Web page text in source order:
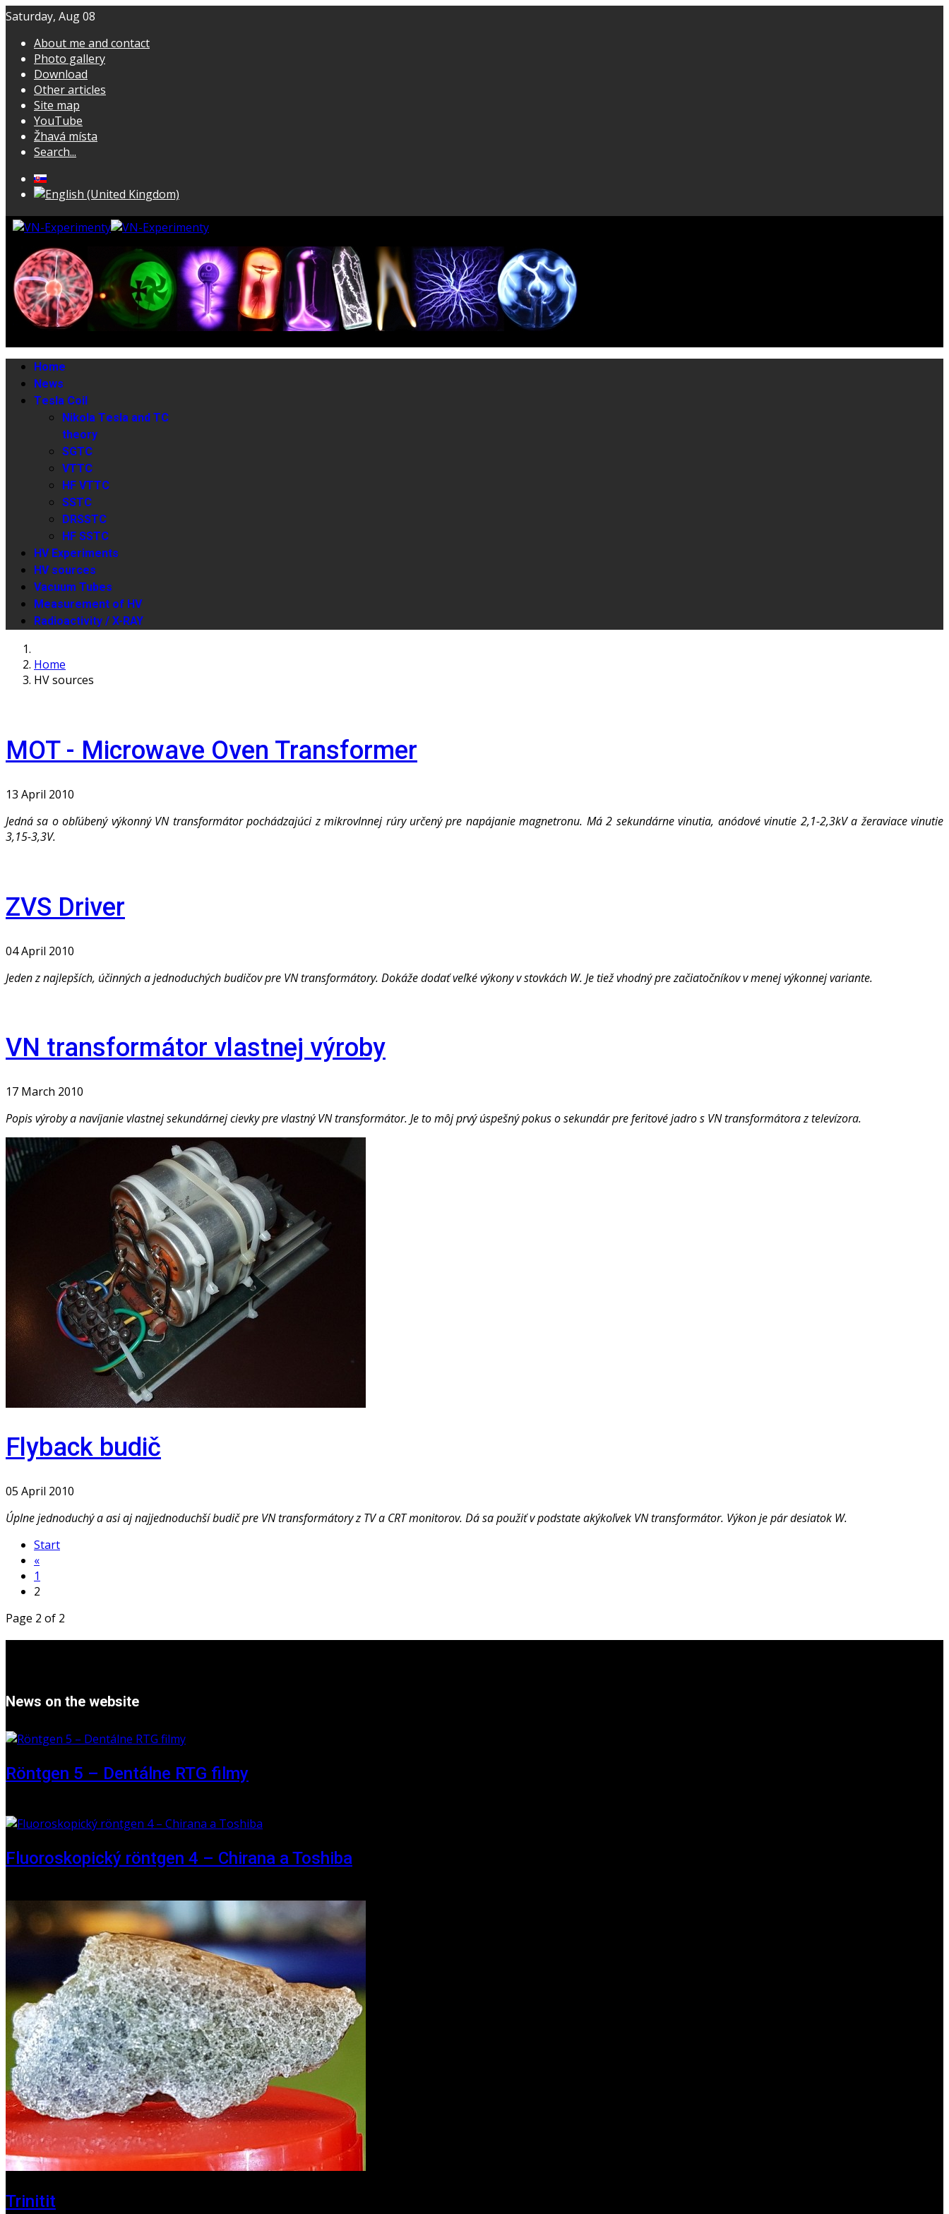
Saturday, Aug 08
About me and contact
Photo gallery
Download
Other articles
Site map
YouTube
Žhavá místa
Search...
Home
News
Tesla Coil
Nikola Tesla and TC
theory
SGTC
VTTC
HF VTTC
SSTC
DRSSTC
HF SSTC
HV Experiments
HV sources
Vacuum Tubes
Measurement of HV
Radioactivity / X-RAY
Home
HV sources
MOT - Microwave Oven Transformer
13 April 2010
Jedná sa o obľúbený výkonný VN transformátor pochádzajúci z mikrovlnnej rúry určený pre napájanie magnetronu. Má 2 sekundárne vinutia, anódové vinutie 2,1-2,3kV a žeraviace vinutie
3,15-3,3V.
ZVS Driver
04 April 2010
Jeden z najlepších, účinných a jednoduchých budičov pre VN transformátory. Dokáže dodať veľké výkony v stovkách W. Je tiež vhodný pre začiatočníkov v menej výkonnej variante.
VN transformátor vlastnej výroby
17 March 2010
Popis výroby a navíjanie vlastnej sekundárnej cievky pre vlastný VN transformátor. Je to môj prvý úspešný pokus o sekundár pre feritové jadro s VN transformátora z televízora.
Flyback budič
05 April 2010
Úplne jednoduchý a asi aj najjednoduchší budič pre VN transformátory z TV a CRT monitorov. Dá sa použiť v podstate akýkoľvek VN transformátor. Výkon je pár desiatok W.
Start
«
1
2
Page 2 of 2
News on the website
Röntgen 5 – Dentálne RTG filmy
Fluoroskopický röntgen 4 – Chirana a Toshiba
Trinitit